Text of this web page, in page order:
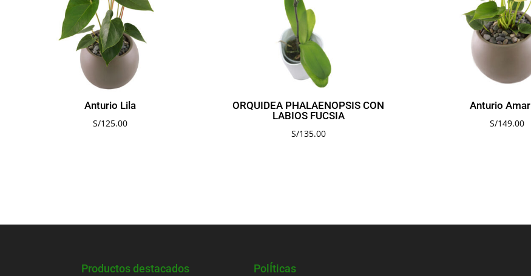
Anturio Lila
S/125.00
ORQUIDEA PHALAENOPSIS CON
LABIOS FUCSIA
S/135.00
Anturio
S/149.00
Productos destacados PolÍticas